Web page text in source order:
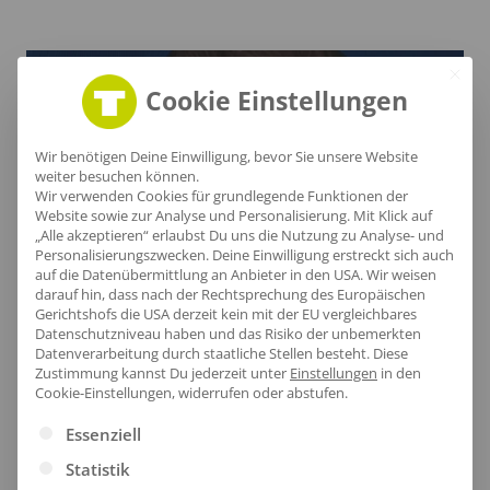
Praktischer Klettverschluss
Die individuelle Größenverstellung sorgt für
perfekten Sitz und hohen Tragekomfort, während
der hochwertige Baumwoll-Twill und der
Cookie Einstellungen
Wir benötigen Deine Einwilligung, bevor Sie unsere Website
weiter besuchen können.
Wir verwenden Cookies für grundlegende Funktionen der
Website sowie zur Analyse und Personalisierung. Mit Klick auf
„Alle akzeptieren“ erlaubst Du uns die Nutzung zu Analyse- und
Personalisierungszwecken. Deine Einwilligung erstreckt sich auch
auf die Datenübermittlung an Anbieter in den USA. Wir weisen
darauf hin, dass nach der Rechtsprechung des Europäischen
Gerichtshofs die USA derzeit kein mit der EU vergleichbares
Datenschutzniveau haben und das Risiko der unbemerkten
Datenverarbeitung durch staatliche Stellen besteht. Diese
Zustimmung kannst Du jederzeit unter Einstellungen in den
Cookie-Einstellungen, widerrufen oder abstufen.
Es folgt eine Liste der Service-Gruppen, für die eine
Essenziell
Statistik